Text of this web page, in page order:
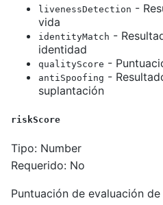
livenessDetection -
vida
identityMatch -
identidad
qualityScore -
antiSpoofing -
suplantación
riskScore
Tipo: Number
Requerido: No
Puntuación de evaluación